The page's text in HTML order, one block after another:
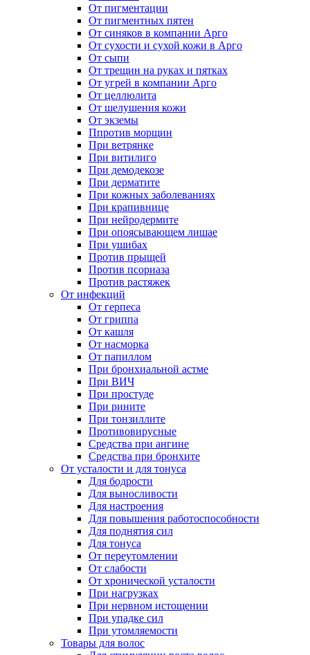
От пигментации
От пигментных пятен
От синяков в компании Арго
От сухости и сухой кожи в Арго
От сыпи
От трещин на руках и пятках
От угрей в компании Арго
От целлюлита
От шелушения кожи
От экземы
Ппротив морщин
При ветрянке
При витилиго
При демодекозе
При дерматите
При кожных заболеваниях
При крапивнице
При нейродермите
При опоясывающем лишае
При ушибах
Против прыщей
Против псориаза
Против растяжек
От инфекций
От герпеса
От гриппа
От кашля
От насморка
От папиллом
При бронхиальной астме
При ВИЧ
При простуде
При рините
При тонзиллите
Противовирусные
Средства при ангине
Средства при бронхите
От усталости и для тонуса
Для бодрости
Для выносливости
Для настроения
Для повышения работоспособности
Для поднятия сил
Для тонуса
От переутомлении
От слабости
От хронической усталости
При нагрузках
При нервном истощении
При упадке сил
При утомляемости
Товары для волос